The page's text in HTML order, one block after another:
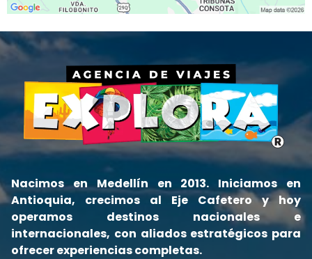
Nacimos en Medellín en 2013. Iniciamos en
Antioquia, crecimos al Eje Cafetero y hoy
operamos destinos nacionales e
internacionales, con aliados estratégicos para
ofrecer experiencias completas.